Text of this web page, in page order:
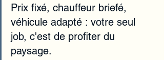
Prix fixé, chauffeur briefé,
véhicule adapté : votre seul
job, c'est de profiter du
paysage.